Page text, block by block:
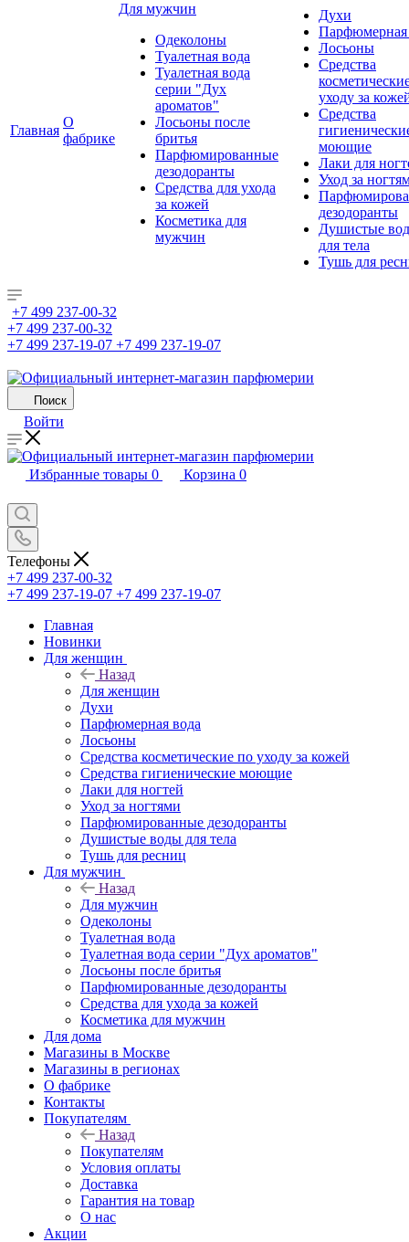
Главная
О
фабрике
Для мужчин
Одеколоны
Туалетная вода
Туалетная вода
серии "Дух
ароматов"
Лосьоны после
бритья
Парфюмированные
дезодоранты
Средства для ухода
за кожей
Косметика для
мужчин
Духи
Парфюмерная
Лосьоны
Средства
уходу за
Средства
моющие
Лаки для
Уход за
дезодоранты
Душистые
для тела
Тушь для
+7 499 237-00-32
+7 499 237-00-32
+7 499 237-19-07 +7 499 237-19-07
Поиск
Войти
Избранные товары 0 Корзина 0
Телефоны
+7 499 237-00-32
+7 499 237-19-07 +7 499 237-19-07
Главная
Новинки
Для женщин
Назад
Для женщин
Духи
Парфюмерная вода
Лосьоны
Средства косметические по уходу за кожей
Средства гигиенические моющие
Лаки для ногтей
Уход за ногтями
Парфюмированные дезодоранты
Душистые воды для тела
Тушь для ресниц
Для мужчин
Назад
Для мужчин
Одеколоны
Туалетная вода
Туалетная вода серии "Дух ароматов"
Лосьоны после бритья
Парфюмированные дезодоранты
Средства для ухода за кожей
Косметика для мужчин
Для дома
Магазины в Москве
Магазины в регионах
О фабрике
Контакты
Покупателям
Назад
Покупателям
Условия оплаты
Доставка
Гарантия на товар
О нас
Акции